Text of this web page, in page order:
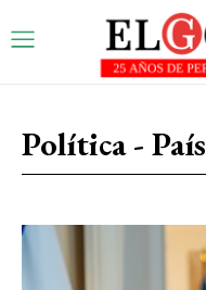
Política - País